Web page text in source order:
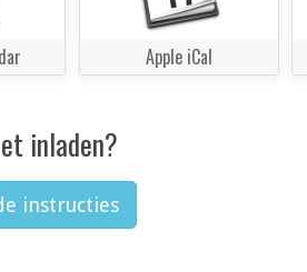
Apple iCal
inladen?
instructies